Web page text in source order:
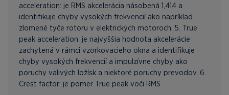
acceleration: je RMS akcelerácia násobená 1,414 a
identifikuje chyby vysokých frekvencií ako napríklad
zlomené tyče rotoru v elektrických motoroch. 5. True
peak acceleration: je najvyššia hodnota akcelerácie
zachytená v rámci vzorkovacieho okna a identifikuje
chyby vysokých frekvencií a impulzívne chyby ako
poruchy valivých ložísk a niektoré poruchy prevodov. 6.
Crest factor: je pomer True peak voči RMS.